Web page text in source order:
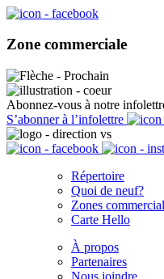
Zone commerciale
Abonnez-vous à notre
S’abonner à l’infolettre
Répertoire
Quoi de neuf?
Zones
Carte Hello
À propos
Partenaires
Nous joindre